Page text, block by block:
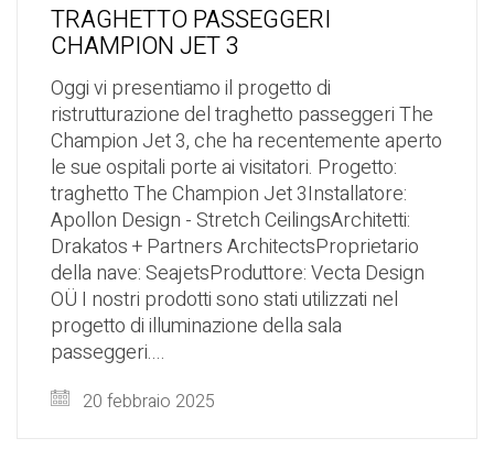
TRAGHETTO PASSEGGERI
CHAMPION JET 3
Oggi vi presentiamo il progetto di
ristrutturazione del traghetto passeggeri The
Champion Jet 3, che ha recentemente aperto
le sue ospitali porte ai visitatori. Progetto:
traghetto The Champion Jet 3Installatore:
Apollon Design - Stretch CeilingsArchitetti:
Drakatos + Partners ArchitectsProprietario
della nave: SeajetsProduttore: Vecta Design
OÜ I nostri prodotti sono stati utilizzati nel
progetto di illuminazione della sala
passeggeri....
20 febbraio 2025